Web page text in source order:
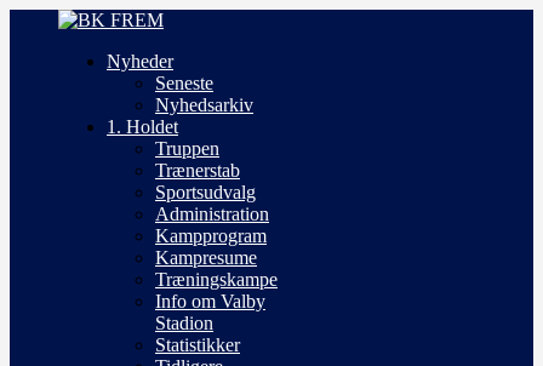
Nyheder
Seneste
Nyhedsarkiv
1. Holdet
Truppen
Trænerstab
Sportsudvalg
Administration
Kampprogram
Kampresume
Træningskampe
Info om Valby
Stadion
Statistikker